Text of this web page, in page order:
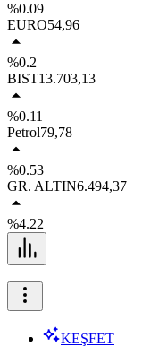
%0.09
EURO54,96
%0.2
BIST13.703,13
%0.11
Petrol79,78
%0.53
GR. ALTIN6.494,37
%4.22
KEŞFET